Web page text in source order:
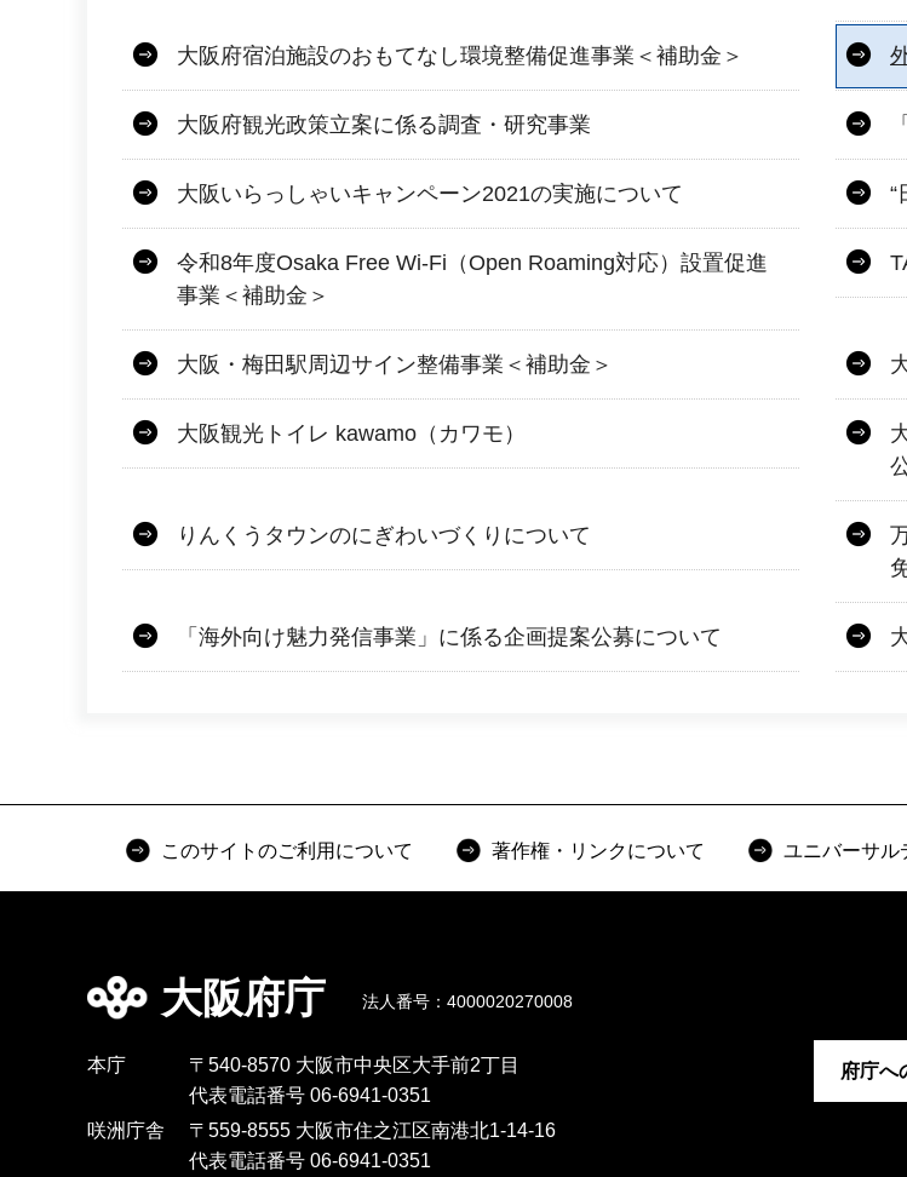
大阪府宿泊施設のおもてなし環境整備促進事業＜補助金＞
大阪府観光政策立案に係る調査・研究事業
大阪いらっしゃいキャンペーン2021の実施について “
令和8年度Osaka Free Wi-Fi（Open Roaming対応）設置促進
事業＜補助金＞
大阪・梅田駅周辺サイン整備事業＜補助金＞
大阪観光トイレ kawamo（カワモ）
りんくうタウンのにぎわいづくりについて
「海外向け魅力発信事業」に係る企画提案公募について
このサイトのご利用について 著作権・リンクについて ユニバーサル
大阪府庁 法人番号：4000020270008
本庁
〒540-8570 大阪市中央区大手前2丁目
代表電話番号 06-6941-0351
咲洲庁舎
〒559-8555 大阪市住之江区南港北1-14-16
代表電話番号 06-6941-0351
府庁へ